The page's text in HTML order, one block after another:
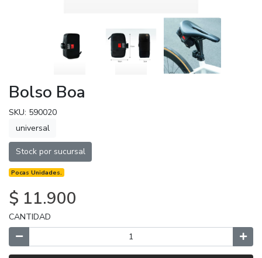
Bolso Boa
SKU: 590020
universal
Stock por sucursal
Pocas Unidades.
$ 11.900
CANTIDAD